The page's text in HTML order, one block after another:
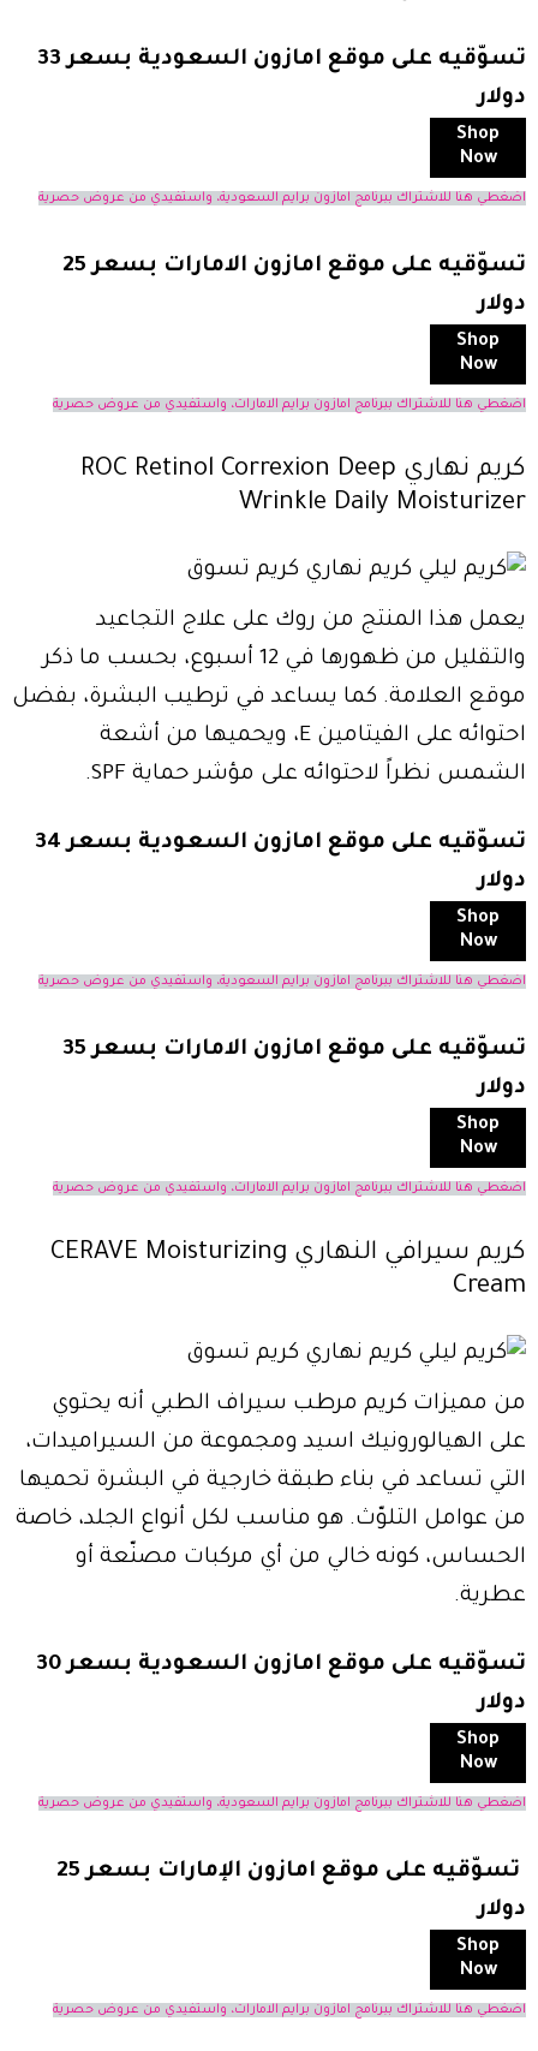
تسوّقيه على موقع امازون السعودية بسعر 33
دولار
Shop
Now
اضغطي هنا للاشتراك ببرنامج امازون برايم السعودية، واستفيدي من عروض حصرية
تسوّقيه على موقع امازون الامارات بسعر 25
دولار
Shop
Now
اضغطي هنا للاشتراك ببرنامج امازون برايم الامارات، واستفيدي من عروض حصرية
كريم نهاري ROC Retinol Correxion Deep
Wrinkle Daily Moisturizer
يعمل هذا المنتج من روك على علاج التجاعيد
والتقليل من ظهورها في 12 أسبوع، بحسب ما ذكر
موقع العلامة. كما يساعد في ترطيب البشرة، بفضل
احتوائه على الفيتامين E، ويحميها من أشعة
الشمس نظراً لاحتوائه على مؤشر حماية SPF.
تسوّقيه على موقع امازون السعودية بسعر 34
دولار
Shop
Now
اضغطي هنا للاشتراك ببرنامج امازون برايم السعودية، واستفيدي من عروض حصرية
تسوّقيه على موقع امازون الامارات بسعر 35
دولار
Shop
Now
اضغطي هنا للاشتراك ببرنامج امازون برايم الامارات، واستفيدي من عروض حصرية
كريم سيرافي النهاري CERAVE Moisturizing
Cream
من مميزات كريم مرطب سيراف الطبي أنه يحتوي
على الهيالورونيك اسيد ومجموعة من السيراميدات،
التي تساعد في بناء طبقة خارجية في البشرة تحميها
من عوامل التلوّث. هو مناسب لكل أنواع الجلد، خاصة
الحساس، كونه خالي من أي مركبات مصنّعة أو
عطرية.
تسوّقيه على موقع امازون السعودية بسعر 30
دولار
Shop
Now
اضغطي هنا للاشتراك ببرنامج امازون برايم السعودية، واستفيدي من عروض حصرية
تسوّقيه على موقع امازون الإمارات بسعر 25
دولار
Shop
Now
اضغطي هنا للاشتراك ببرنامج امازون برايم الامارات، واستفيدي من عروض حصرية